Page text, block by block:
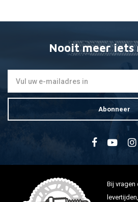
Nooit meer iets
Abonneer
Bij vragen